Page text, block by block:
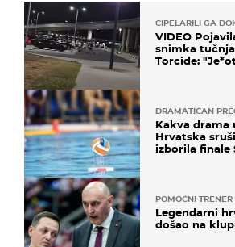
CIPELARILI GA
VIDEO
snimka
Torcide:
DRAMATIČAN
Kakva drama
Hrvatska
izborila finale
POMOĆNI TRENER
Legendarni
došao na